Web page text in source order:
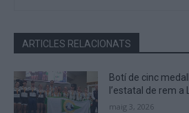
ARTICLES RELACIONATS
Botí de cinc
l’estatal de rem a
maig 3, 2026